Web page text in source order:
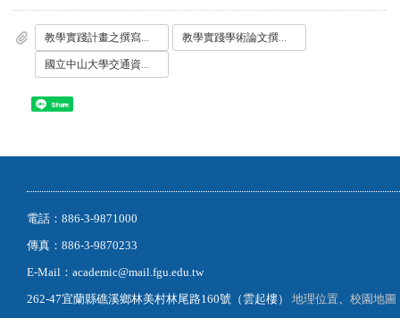
教學實踐計畫之撰寫與投稿_學術論文工作坊-商管學門_海報.jpg 教學實踐學術論文撰寫工作坊_人文及通識學門_.jpg
國立中山大學交通資訊及校內位置圖.pdf
Share
電話：886-3-9871000
傳真：886-3-9870233
E-Mail：academic@mail.fgu.edu.tw
262-47宜蘭縣礁溪鄉林美村林尾路160號（雲起樓） 地理位置、 校園地圖